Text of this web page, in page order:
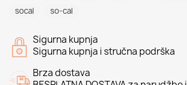
socal
so-cal
Sigurna kupnja
Sigurna kupnja i stručna podrška
Brza dostava